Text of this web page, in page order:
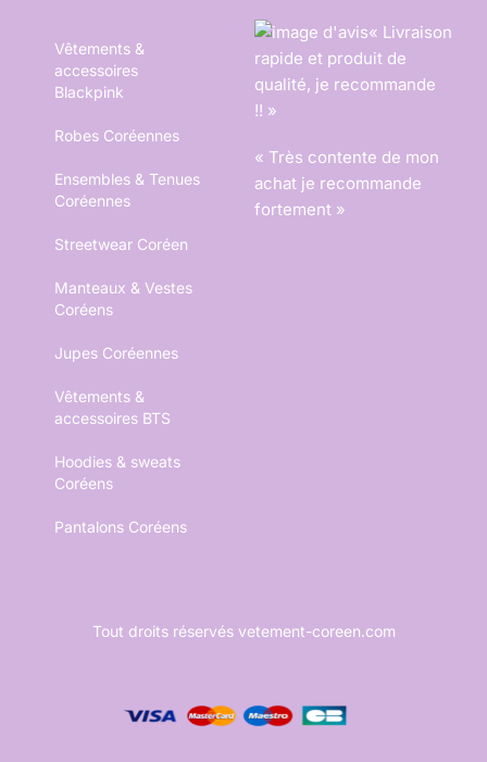
Vêtements &
accessoires
Blackpink
Robes Coréennes
Ensembles & Tenues
Coréennes
Streetwear Coréen
Manteaux & Vestes
Coréens
Jupes Coréennes
Vêtements &
accessoires BTS
Hoodies & sweats
Coréens
Pantalons Coréens
« Livraison
rapide et produit de
qualité, je recommande
!! »
« Très contente de mon
achat je recommande
fortement »
Tout droits réservés vetement-coreen.com